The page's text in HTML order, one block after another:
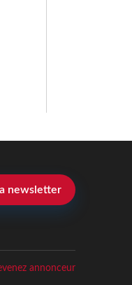
newsletter
annonceur